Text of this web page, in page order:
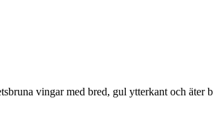
vingar med bred, gul ytterkant och äter